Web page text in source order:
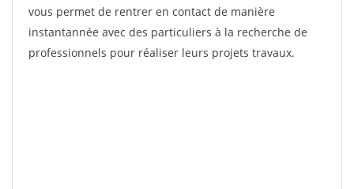
vous permet de rentrer en contact de manière
instantannée avec des particuliers à la recherche de
professionnels pour réaliser leurs projets travaux.